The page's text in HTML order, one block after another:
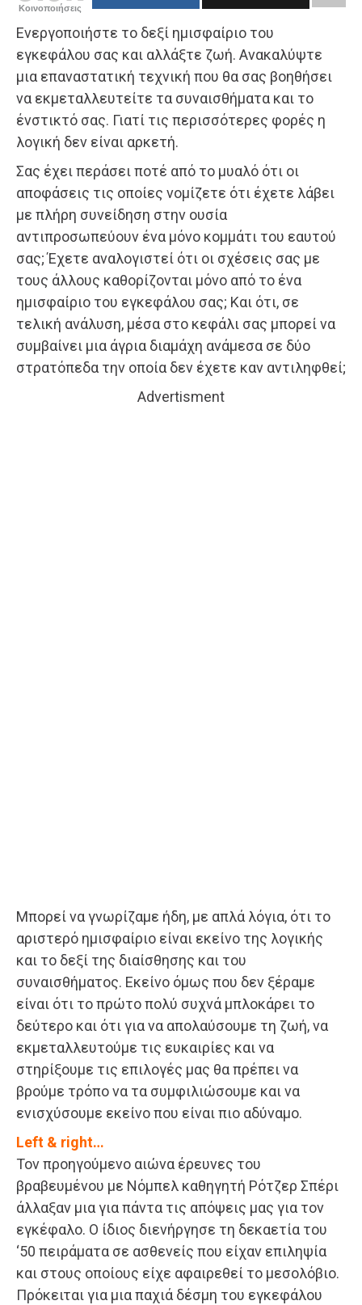
Κοινοποιήσεις
Ενεργοποιήστε το δεξί ημισφαίριο του
εγκεφάλου σας και αλλάξτε ζωή. Ανακαλύψτε
μια επαναστατική τεχνική που θα σας βοηθήσει
να εκμεταλλευτείτε τα συναισθήματα και το
ένστικτό σας. Γιατί τις περισσότερες φορές η
λογική δεν είναι αρκετή.
Σας έχει περάσει ποτέ από το μυαλό ότι οι
αποφάσεις τις οποίες νομίζετε ότι έχετε λάβει
με πλήρη συνείδηση στην ουσία
αντιπροσωπεύουν ένα μόνο κομμάτι του εαυτού
σας; Έχετε αναλογιστεί ότι οι σχέσεις σας με
τους άλλους καθορίζονται μόνο από το ένα
ημισφαίριο του εγκεφάλου σας; Και ότι, σε
τελική ανάλυση, μέσα στο κεφάλι σας μπορεί να
συμβαίνει μια άγρια διαμάχη ανάμεσα σε δύο
στρατόπεδα την οποία δεν έχετε καν αντιληφθεί;
Advertisment
Μπορεί να γνωρίζαμε ήδη, με απλά λόγια, ότι το
αριστερό ημισφαίριο είναι εκείνο της λογικής
και το δεξί της διαίσθησης και του
συναισθήματος. Εκείνο όμως που δεν ξέραμε
είναι ότι το πρώτο πολύ συχνά μπλοκάρει το
δεύτερο και ότι για να απολαύσουμε τη ζωή, να
εκμεταλλευτούμε τις ευκαιρίες και να
στηρίξουμε τις επιλογές μας θα πρέπει να
βρούμε τρόπο να τα συμφιλιώσουμε και να
ενισχύσουμε εκείνο που είναι πιο αδύναμο.
Left & right…
Τον προηγούμενο αιώνα έρευνες του
βραβευμένου με Νόμπελ καθηγητή Ρότζερ Σπέρι
άλλαξαν μια για πάντα τις απόψεις μας για τον
εγκέφαλο. Ο ίδιος διενήργησε τη δεκαετία του
‘50 πειράματα σε ασθενείς που είχαν επιληψία
και στους οποίους είχε αφαιρεθεί το μεσολόβιο.
Πρόκειται για μια παχιά δέσμη του εγκεφάλου